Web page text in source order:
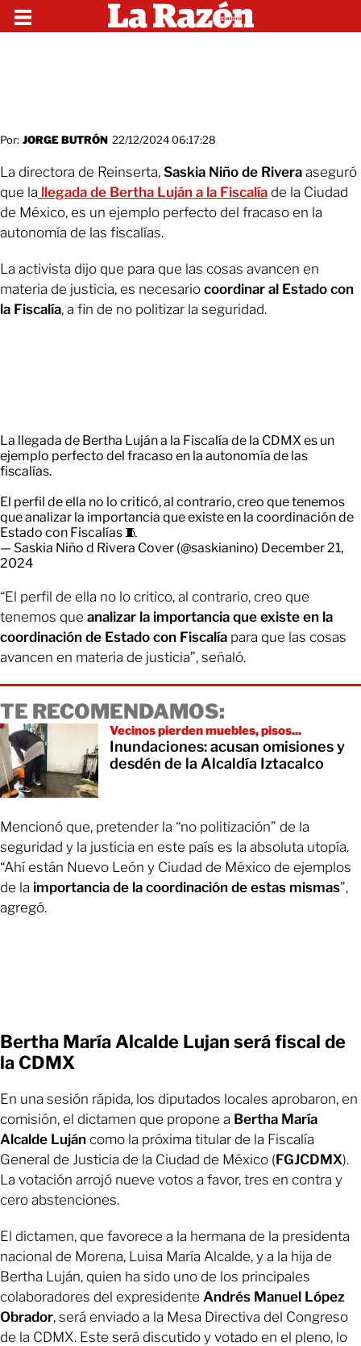
Por: JORGE BUTRÓN 22/12/2024 06:17:28
La directora de Reinserta, Saskia Niño de Rivera aseguró
que la llegada de Bertha Luján a la Fiscalía de la Ciudad
de México, es un ejemplo perfecto del fracaso en la
autonomía de las fiscalías.
La activista dijo que para que las cosas avancen en
materia de justicia, es necesario coordinar al Estado con
la Fiscalía, a fin de no politizar la seguridad.
La llegada de Bertha Luján a la Fiscalía de la CDMX es un
ejemplo perfecto del fracaso en la autonomía de las
fiscalías.
El perfil de ella no lo criticó, al contrario, creo que tenemos
que analizar la importancia que existe en la coordinación de
Estado con Fiscalías 🧵
— Saskia Niño d Rivera Cover (@saskianino) December 21,
2024
“El perfil de ella no lo critico, al contrario, creo que
tenemos que analizar la importancia que existe en la
coordinación de Estado con Fiscalía para que las cosas
avancen en materia de justicia”, señaló.
TE RECOMENDAMOS:
Vecinos pierden muebles, pisos...
Inundaciones: acusan omisiones y
desdén de la Alcaldía Iztacalco
Mencionó que, pretender la “no politización” de la
seguridad y la justicia en este país es la absoluta utopía.
“Ahí están Nuevo León y Ciudad de México de ejemplos
de la importancia de la coordinación de estas mismas”,
agregó.
Bertha María Alcalde Lujan será fiscal de
la CDMX
En una sesión rápida, los diputados locales aprobaron, en
comisión, el dictamen que propone a Bertha María
Alcalde Luján como la próxima titular de la Fiscalía
General de Justicia de la Ciudad de México (FGJCDMX).
La votación arrojó nueve votos a favor, tres en contra y
cero abstenciones.
El dictamen, que favorece a la hermana de la presidenta
nacional de Morena, Luisa María Alcalde, y a la hija de
Bertha Luján, quien ha sido uno de los principales
colaboradores del expresidente Andrés Manuel López
Obrador, será enviado a la Mesa Directiva del Congreso
de la CDMX. Este será discutido y votado en el pleno, lo